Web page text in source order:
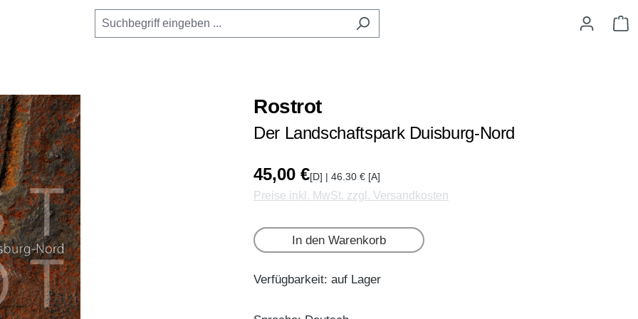
Rostrot
Der Landschaftspark Duisburg-Nord
45,00 €[D] | 46.30 € [A]
Preise inkl. MwSt. zzgl. Versandkosten
In den Warenkorb
Verfügbarkeit: auf Lager